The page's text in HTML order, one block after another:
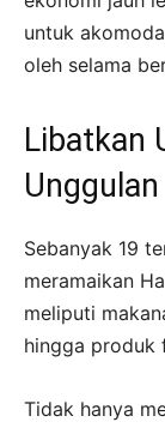
untuk
oleh selama
Libatkan
Unggulan
Sebanyak 19
meramaikan
meliputi
hingga produk
Tidak hanya